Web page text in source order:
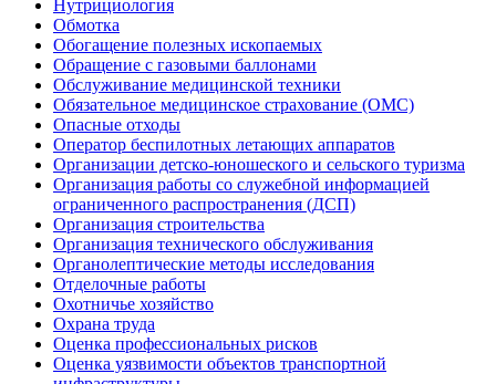
Нутрициология
Обмотка
Обогащение полезных ископаемых
Обращение с газовыми баллонами
Обслуживание медицинской техники
Обязательное медицинское страхование (ОМС)
Опасные отходы
Оператор беспилотных летающих аппаратов
Организации детско-юношеского и сельского туризма
Организация работы со служебной информацией
ограниченного распространения (ДСП)
Организация строительства
Организация технического обслуживания
Органолептические методы исследования
Отделочные работы
Охотничье хозяйство
Охрана труда
Оценка профессиональных рисков
Оценка уязвимости объектов транспортной